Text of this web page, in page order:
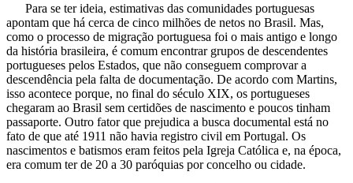
Para se ter ideia, estimativas das comunidades portuguesas
apontam que há cerca de cinco milhões de netos no Brasil. Mas,
como o processo de migração portuguesa foi o mais antigo e longo
da história brasileira, é comum encontrar grupos de descendentes
portugueses pelos Estados, que não conseguem comprovar a
descendência pela falta de documentação. De acordo com Martins,
isso acontece porque, no final do século XIX, os portugueses
chegaram ao Brasil sem certidões de nascimento e poucos tinham
passaporte. Outro fator que prejudica a busca documental está no
fato de que até 1911 não havia registro civil em Portugal. Os
nascimentos e batismos eram feitos pela Igreja Católica e, na época,
era comum ter de 20 a 30 paróquias por concelho ou cidade.